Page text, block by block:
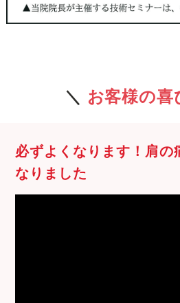
＼ お客様の喜
必ずよくなります！肩の
なりました